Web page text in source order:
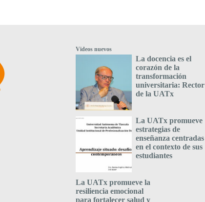
Videos nuevos
La docencia es el
corazón de la
transformación
universitaria: Rector
de la UATx
La UATx promueve
estrategias de
enseñanza centradas
en el contexto de sus
estudiantes
La UATx promueve la
resiliencia emocional
para fortalecer salud y